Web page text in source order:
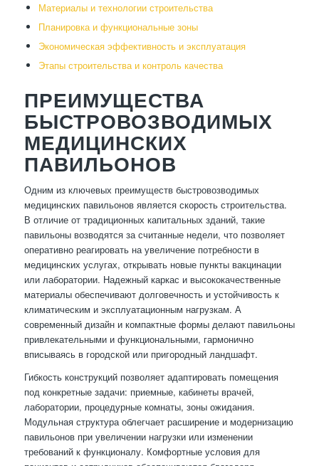
Материалы и технологии строительства
Планировка и функциональные зоны
Экономическая эффективность и эксплуатация
Этапы строительства и контроль качества
ПРЕИМУЩЕСТВА
БЫСТРОВОЗВОДИМЫХ
МЕДИЦИНСКИХ
ПАВИЛЬОНОВ
Одним из ключевых преимуществ быстровозводимых
медицинских павильонов является скорость строительства.
В отличие от традиционных капитальных зданий, такие
павильоны возводятся за считанные недели, что позволяет
оперативно реагировать на увеличение потребности в
медицинских услугах, открывать новые пункты вакцинации
или лаборатории. Надежный каркас и высококачественные
материалы обеспечивают долговечность и устойчивость к
климатическим и эксплуатационным нагрузкам. А
современный дизайн и компактные формы делают павильоны
привлекательными и функциональными, гармонично
вписываясь в городской или пригородный ландшафт.
Гибкость конструкций позволяет адаптировать помещения
под конкретные задачи: приемные, кабинеты врачей,
лаборатории, процедурные комнаты, зоны ожидания.
Модульная структура облегчает расширение и модернизацию
павильонов при увеличении нагрузки или изменении
требований к функционалу. Комфортные условия для